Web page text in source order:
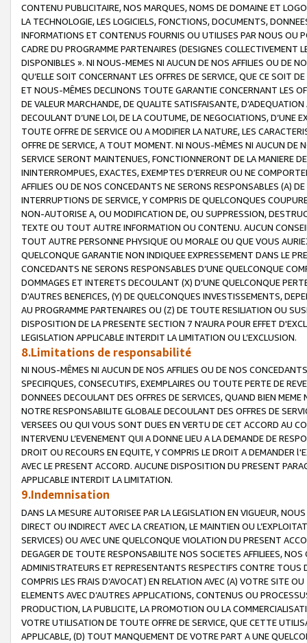
CONTENU PUBLICITAIRE, NOS MARQUES, NOMS DE DOMAINE ET
LA TECHNOLOGIE, LES LOGICIELS, FONCTIONS, DOCUMENTS,
INFORMATIONS ET CONTENUS FOURNIS OU UTILISES PAR NOUS OU
CADRE DU PROGRAMME PARTENAIRES (DESIGNES COLLECTIVEMENT
DISPONIBLES ». NI NOUS-MEMES NI AUCUN DE NOS AFFILIES OU DE
QU’ELLE SOIT CONCERNANT LES OFFRES DE SERVICE, QUE CE SOIT
ET NOUS-MÊMES DECLINONS TOUTE GARANTIE CONCERNANT LES
DE VALEUR MARCHANDE, DE QUALITE SATISFAISANTE,
DECOULANT D’UNE LOI, DE LA COUTUME, DE NEGOCIATIONS, D’UNE
TOUTE OFFRE DE SERVICE OU A MODIFIER LA NATURE, LES
OFFRE DE SERVICE, A TOUT MOMENT. NI NOUS-MÊMES NI AUCUN DE
SERVICE SERONT MAINTENUES, FONCTIONNERONT DE LA MANIERE
ININTERROMPUES, EXACTES, EXEMPTES D’ERREUR OU NE
AFFILIES OU DE NOS CONCEDANTS NE SERONS RESPONSABLES (A)
INTERRUPTIONS DE SERVICE, Y COMPRIS DE QUELCONQUES
NON-AUTORISE A, OU MODIFICATION DE, OU SUPPRESSION,
TEXTE OU TOUT AUTRE INFORMATION OU CONTENU. AUCUN
TOUT AUTRE PERSONNE PHYSIQUE OU MORALE OU QUE VOUS
QUELCONQUE GARANTIE NON INDIQUEE EXPRESSEMENT DANS LE
CONCEDANTS NE SERONS RESPONSABLES D’UNE QUELCONQUE
DOMMAGES ET INTERETS DECOULANT (X) D'UNE QUELCONQUE
D'AUTRES BENEFICES, (Y) DE QUELCONQUES INVESTISSEMENTS,
AU PROGRAMME PARTENAIRES OU (Z) DE TOUTE RESILIATION OU
DISPOSITION DE LA PRESENTE SECTION 7 N'AURA POUR EFFET
LEGISLATION APPLICABLE INTERDIT LA LIMITATION OU L’EXCLUSION.
8.Limitations de responsabilité
NI NOUS-MÊMES NI AUCUN DE NOS AFFILIES OU DE NOS
SPECIFIQUES, CONSECUTIFS, EXEMPLAIRES OU TOUTE PERTE DE
DONNEES DECOULANT DES OFFRES DE SERVICES, QUAND BIEN
NOTRE RESPONSABILITE GLOBALE DECOULANT DES OFFRES DE
VERSEES OU QUI VOUS SONT DUES EN VERTU DE CET ACCORD AU
INTERVENU L’EVENEMENT QUI A DONNE LIEU A LA DEMANDE DE
DROIT OU RECOURS EN EQUITE, Y COMPRIS LE DROIT A DEMANDER
AVEC LE PRESENT ACCORD. AUCUNE DISPOSITION DU PRESENT
APPLICABLE INTERDIT LA LIMITATION.
9.Indemnisation
DANS LA MESURE AUTORISEE PAR LA LEGISLATION EN VIGUEUR,
DIRECT OU INDIRECT AVEC LA CREATION, LE MAINTIEN OU
SERVICES) OU AVEC UNE QUELCONQUE VIOLATION DU PRESENT
DEGAGER DE TOUTE RESPONSABILITE NOS SOCIETES AFFILIEES,
ADMINISTRATEURS ET REPRESENTANTS RESPECTIFS CONTRE
COMPRIS LES FRAIS D’AVOCAT) EN RELATION AVEC (A) VOTRE SITE
ELEMENTS AVEC D’AUTRES APPLICATIONS, CONTENUS OU
PRODUCTION, LA PUBLICITE, LA PROMOTION OU LA
VOTRE UTILISATION DE TOUTE OFFRE DE SERVICE, QUE CETTE
APPLICABLE, (D) TOUT MANQUEMENT DE VOTRE PART A UNE